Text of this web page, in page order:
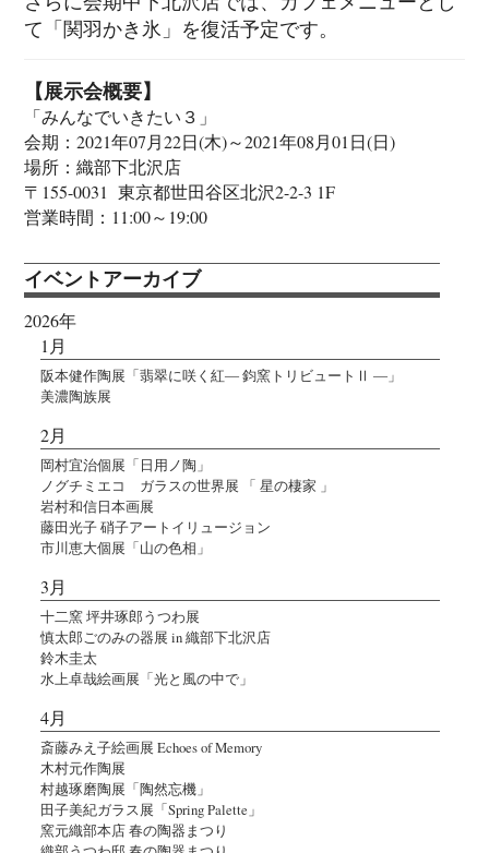
て「関羽かき氷」を復活予定です。
【展示会概要】
「みんなでいきたい３」
会期：2021年07月22日(木)～2021年08月01日(日)
場所：織部下北沢店
〒155-0031 東京都世田谷区北沢2-2-3 1F
営業時間：11:00～19:00
イベントアーカイブ
2026年
1月
阪本健作陶展「翡翠に咲く紅― 鈞窯トリビュートⅡ ―」
美濃陶族展
2月
岡村宜治個展「日用ノ陶」
ノグチミエコ ガラスの世界展 「 星の棲家 」
岩村和信日本画展
藤田光子 硝子アートイリュージョン
市川恵大個展「山の色相」
3月
十二窯 坪井琢郎うつわ展
慎太郎ごのみの器展 in 織部下北沢店
鈴木圭太
水上卓哉絵画展「光と風の中で」
4月
斎藤みえ子絵画展 Echoes of Memory
木村元作陶展
村越琢磨陶展「陶然忘機」
田子美紀ガラス展「Spring Palette」
窯元織部本店 春の陶器まつり